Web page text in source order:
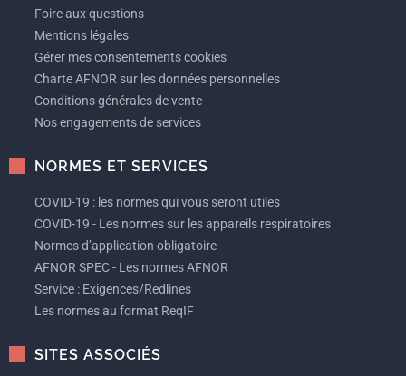
Foire aux questions
Mentions légales
Gérer mes consentements cookies
Charte AFNOR sur les données personnelles
Conditions générales de vente
Nos engagements de services
NORMES ET SERVICES
COVID-19 : les normes qui vous seront utiles
COVID-19 - Les normes sur les appareils respiratoires
Normes d’application obligatoire
AFNOR SPEC - Les normes AFNOR
Service : Exigences/Redlines
Les normes au format ReqIF
SITES ASSOCIÉS